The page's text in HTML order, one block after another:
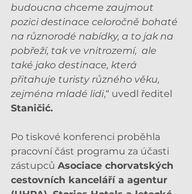
budoucna chceme zaujmout
pozici destinace celoročně bohaté
na různorodé nabídky, a to jak na
pobřeží, tak ve vnitrozemí,  ale
také jako destinace, která
přitahuje turisty různého věku,
zejména mladé lidi,“ uvedl ředitel
Staničić.
Po tiskové konferenci proběhla
pracovní část programu za účasti
zástupců Asociace chorvatských
cestovních kanceláří a agentur